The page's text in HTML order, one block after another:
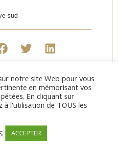
sud
notre site Web pour vous
en mémorisant vos
En cliquant sur
à l'utilisation de TOUS les
ACCEPTER